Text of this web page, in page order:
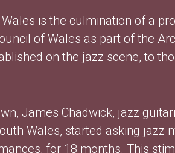
is the culmination of a
of Wales as part of the
on the jazz scene, to
James Chadwick, jazz
Wales, started asking
for 18 months. This